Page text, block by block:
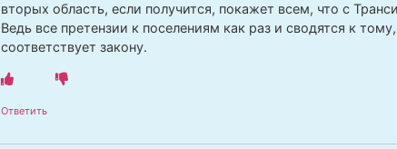
вторых область, если получится, покажет всем, что с
Ведь все претензии к поселениям как раз и сводятся к
соответствует закону.
Ответить